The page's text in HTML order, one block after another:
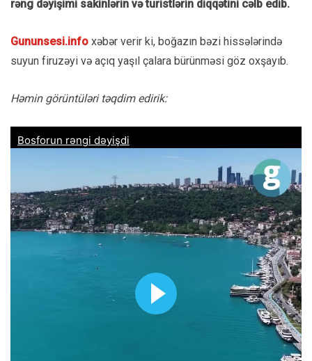
rəng dəyişimi sakinlərin və turistlərin diqqətini cəlb edib.
Gununsesi.info xəbər verir ki, boğazın bəzi hissələrində
suyun firuzəyi və açıq yaşıl çalara bürünməsi göz oxşayıb.
Həmin görüntüləri təqdim edirik: